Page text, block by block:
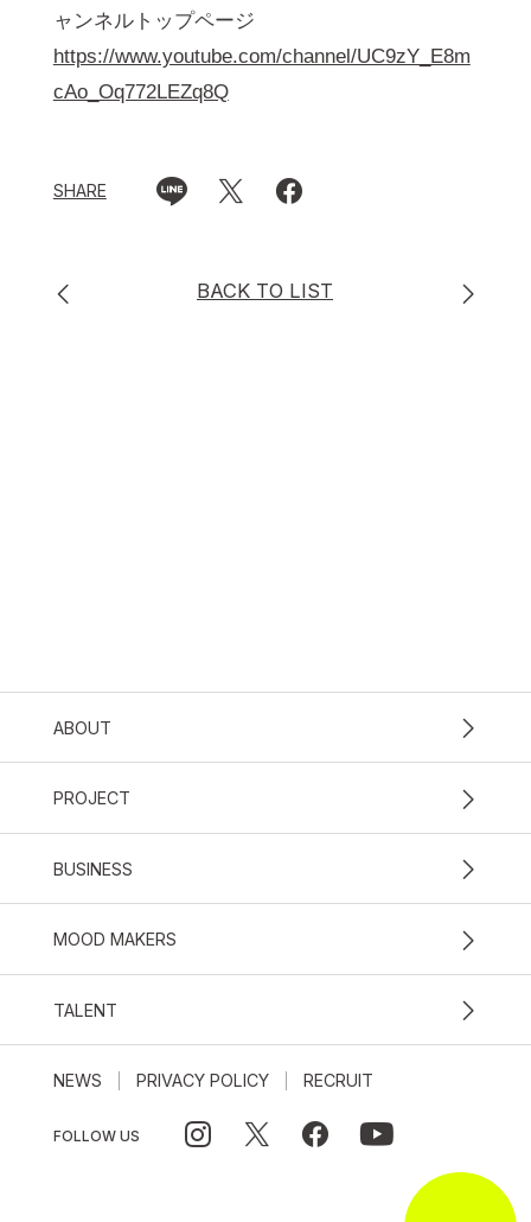
ャンネルトップページ
https://www.youtube.com/channel/UC9zY_E8m
cAo_Oq772LEZq8Q
SHARE
BACK TO LIST
ABOUT
PROJECT
BUSINESS
MOOD MAKERS
TALENT
NEWS PRIVACY POLICY RECRUIT
FOLLOW US